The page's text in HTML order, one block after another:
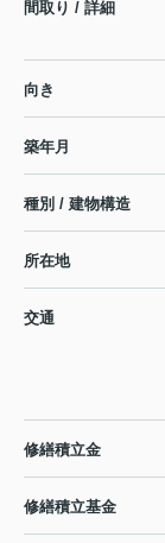
間取り / 詳細
向き
築年月
種別 / 建物構造
所在地
交通
修繕積立金
修繕積立基金